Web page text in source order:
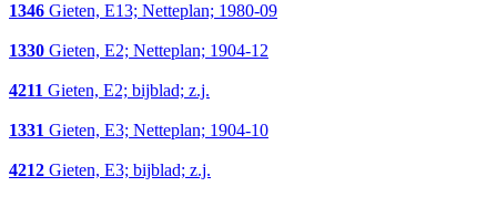
1346 Gieten, E13; Netteplan; 1980-09
1330 Gieten, E2; Netteplan; 1904-12
4211 Gieten, E2; bijblad; z.j.
1331 Gieten, E3; Netteplan; 1904-10
4212 Gieten, E3; bijblad; z.j.